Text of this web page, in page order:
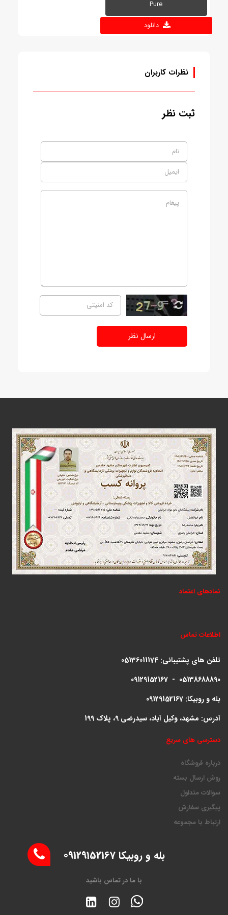
Pure
دانلود
نظرات کاربران
ثبت نظر
ارسال نظر
نمادهای اعتماد
اطلاعات تماس
تلفن های پشتیبانی: 05136011174
09129152167 - 05138688890
بله و روبیکا: 09129152167
آدرس: مشهد، وکیل آباد، سیدرضی 9، پلاک 199
دسترسی های سریع
درباره فروشگاه
روش ارسال بسته
سوالات متداول
پیگیری سفارش
ارتباط با مجموعه
بله و روبیکا 09129152167
با ما در تماس باشید